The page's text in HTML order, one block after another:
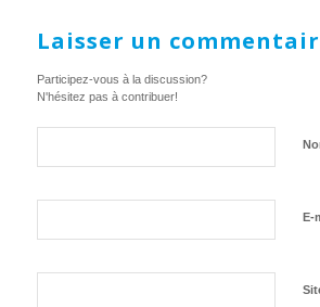
Laisser un
Participez-vous à la discussion?
N'hésitez pas à contribuer!
E-